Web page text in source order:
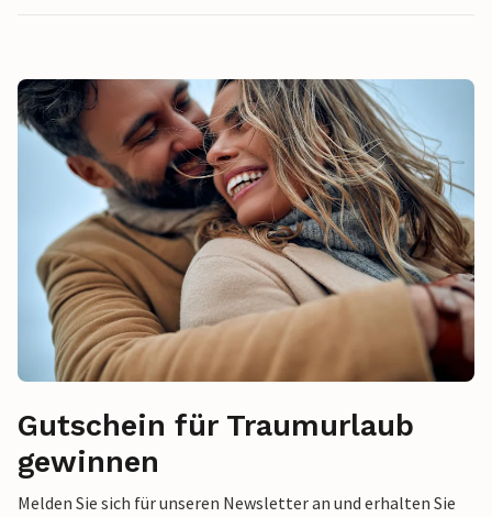
Gutschein für Traumurlaub
gewinnen
Melden Sie sich für unseren Newsletter an und erhalten Sie